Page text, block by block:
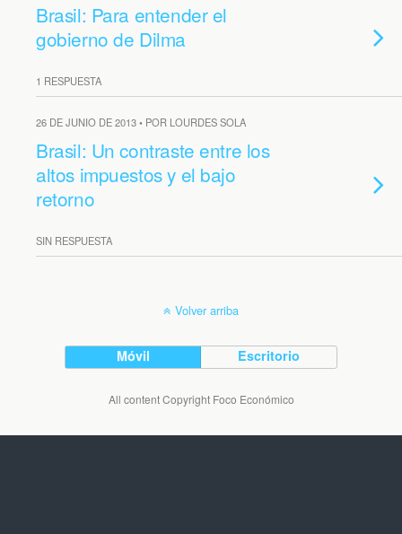
Brasil: Para entender el
gobierno de Dilma
1 RESPUESTA
26 DE JUNIO DE 2013 • POR LOURDES SOLA
Brasil: Un contraste entre los
altos impuestos y el bajo
retorno
SIN RESPUESTA
Volver arriba
Móvil Escritorio
All content Copyright Foco Económico